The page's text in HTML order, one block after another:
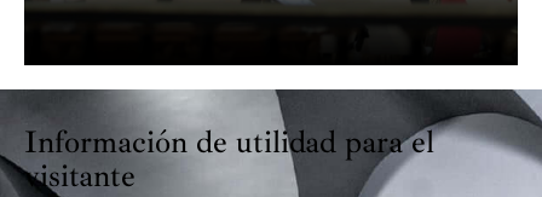
Información de utilidad para el
visitante